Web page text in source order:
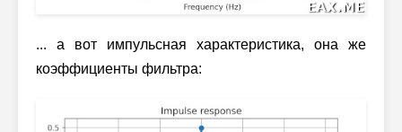
... а вот импульсная характеристика, она же
коэффициенты фильтра: